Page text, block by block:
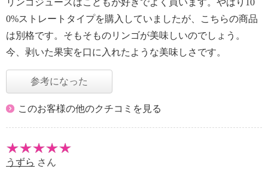
リンゴジュースはこどもが好きでよく買います。やはり10
0%ストレートタイプを購入していましたが、こちらの商品
は別格です。そもそものリンゴが美味しいのでしょう。
今、剥いた果実を口に入れたような美味しさです。
参考になった
このお客様の他のクチコミを見る
うずら さん